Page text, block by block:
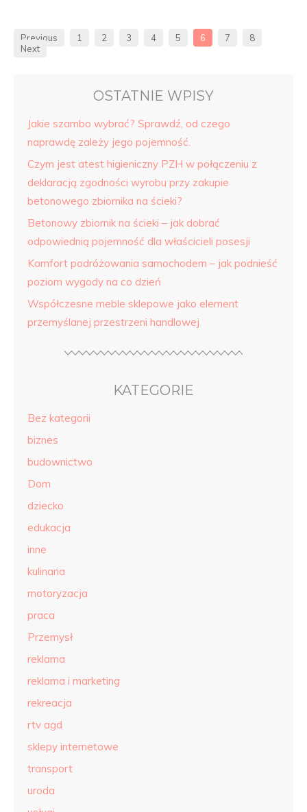
Previous 1 2 3 4 5 6 7
8
Next
OSTATNIE WPISY
Jakie szambo wybrać? Sprawdź, od czego
naprawdę zależy jego pojemność.
Czym jest atest higieniczny PZH w połączeniu z
deklaracją zgodności wyrobu przy zakupie
betonowego zbiornika na ścieki?
Betonowy zbiornik na ścieki – jak dobrać
odpowiednią pojemność dla właścicieli posesji
Komfort podróżowania samochodem – jak podnieść
poziom wygody na co dzień
Współczesne meble sklepowe jako element
przemyślanej przestrzeni handlowej
KATEGORIE
Bez kategorii
biznes
budownictwo
Dom
dziecko
edukacja
inne
kulinaria
motoryzacja
praca
Przemysł
reklama
reklama i marketing
rekreacja
rtv agd
sklepy internetowe
transport
uroda